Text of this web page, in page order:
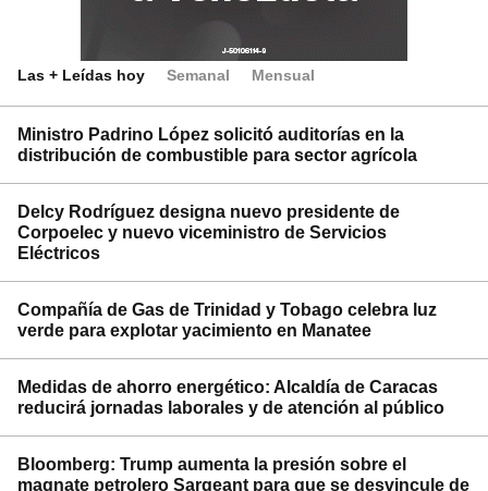
Las + Leídas hoy Semanal Mensual
Ministro Padrino López solicitó auditorías en la
distribución de combustible para sector agrícola
Delcy Rodríguez designa nuevo presidente de
Corpoelec y nuevo viceministro de Servicios
Eléctricos
Compañía de Gas de Trinidad y Tobago celebra luz
verde para explotar yacimiento en Manatee
Medidas de ahorro energético: Alcaldía de Caracas
reducirá jornadas laborales y de atención al público
Bloomberg: Trump aumenta la presión sobre el
magnate petrolero Sargeant para que se desvincule de